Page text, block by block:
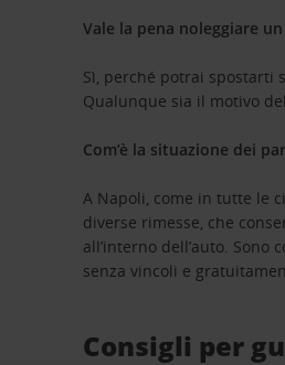
Vale la pena noleggiare
Sì, perché potrai spostarti
Qualunque sia il motivo
Com’è la situazione dei
A Napoli, come in tutte le
diverse rimesse, che
all’interno dell’auto.
senza vincoli e
Consigli per